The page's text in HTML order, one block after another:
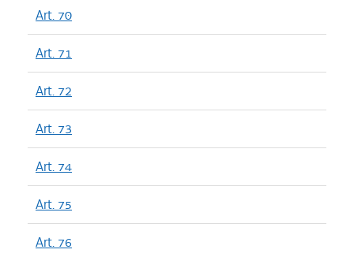
Art. 70
Art. 71
Art. 72
Art. 73
Art. 74
Art. 75
Art. 76